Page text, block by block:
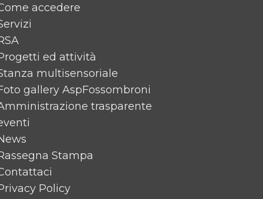
accedere
ed attività
multisensoriale
gallery AspFossombroni
trasparente
Stampa
Policy